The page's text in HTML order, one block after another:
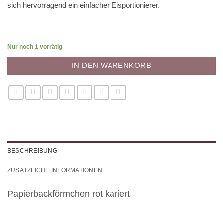
sich hervorragend ein einfacher Eisportionierer.
Nur noch 1 vorrätig
IN DEN WARENKORB
BESCHREIBUNG
ZUSÄTZLICHE INFORMATIONEN
Papierbackförmchen rot kariert